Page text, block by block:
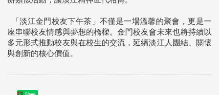
「淡江金門校友下午茶」不僅是一場溫馨的聚會，更是一
座串聯校友情感與夢想的橋樑。金門校友會未來也將持續以
多元形式推動校友與在校生的交流，延續淡江人團結、關懷
與創新的核心價值。